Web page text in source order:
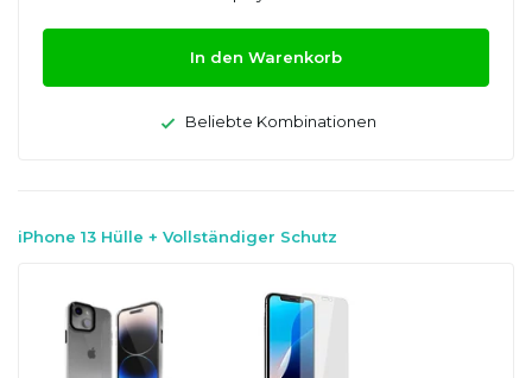
In den Warenkorb
Beliebte Kombinationen
iPhone 13 Hülle + Vollständiger Schutz